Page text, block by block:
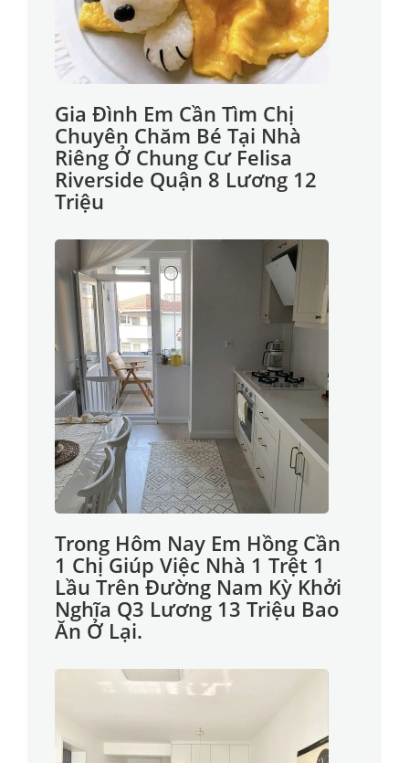
Gia Đình Em Cần Tìm Chị
Chuyên Chăm Bé Tại Nhà
Riêng Ở Chung Cư Felisa
Riverside Quận 8 Lương 12
Triệu
Trong Hôm Nay Em Hồng Cần
1 Chị Giúp Việc Nhà 1 Trệt 1
Lầu Trên Đường Nam Kỳ Khởi
Nghĩa Q3 Lương 13 Triệu Bao
Ăn Ở Lại.